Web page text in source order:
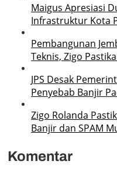
Maigus Apresiasi
Infrastruktur Kota
Pembangunan
Teknis, Zigo
JPS Desak
Penyebab Banjir
Zigo Rolanda
Banjir dan SPAM
Komentar